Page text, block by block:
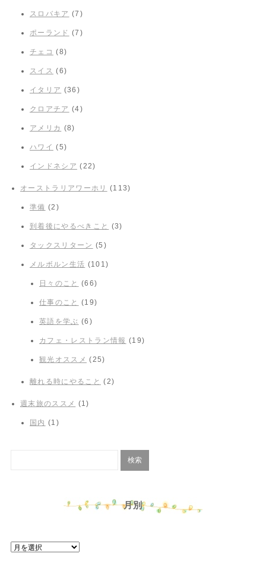
スロバキア (7)
ポーランド (7)
チェコ (8)
スイス (6)
イタリア (36)
クロアチア (4)
アメリカ (8)
ハワイ (5)
インドネシア (22)
オーストラリアワーホリ (113)
準備 (2)
到着後にやるべきこと (3)
タックスリターン (5)
メルボルン生活 (101)
日々のこと (66)
仕事のこと (19)
英語を学ぶ (6)
カフェ・レストラン情報 (19)
観光オススメ (25)
離れる時にやること (2)
週末旅のススメ (1)
国内 (1)
月別